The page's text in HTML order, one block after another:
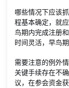
哪些情况下应该
程基本确定，就
鸟期内完成注册
时间灵活，早鸟
需要注意的例外
关键手续存在不
议，在参会资金